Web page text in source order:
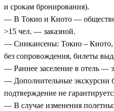
и срокам бронирования).
— В Токио и Киото —
>15 чел. — заказной.
— Синкансены: Токио –
без сопровождения, билеты
— Раннее заселение в отель —
— Дополнительные экскурсии
подтверждение не
— В случае изменения